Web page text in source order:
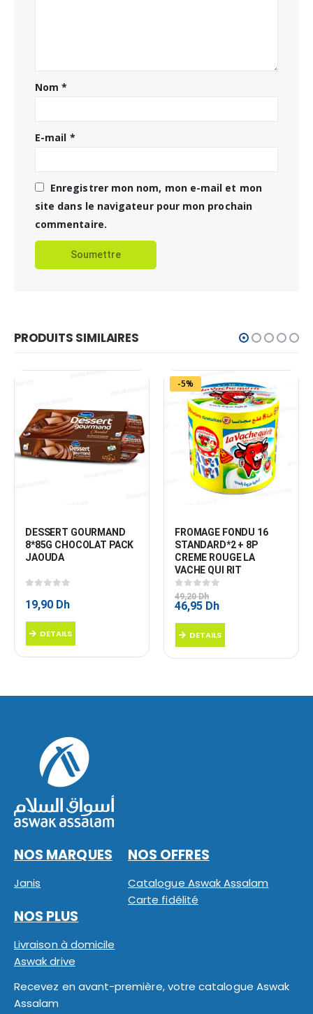
Nom*
E-mail *
Enregistrer mon nom, mon e-mail et mon
site dans le navigateur pour mon prochain
commentaire.
PRODUITS SIMILAIRES
DESSERT GOURMAND
8*85G CHOCOLAT PACK
JAOUDA
19,90 Dh
DETAILS
-5%
FROMAGE FONDU 16
STANDARD*2 + 8P
CREME ROUGE LA
VACHE QUI RIT
0sur 5
49,20Dh
Le
était :
49,20 Dh.
46,95 DhLe
est :
46,95 Dh.
DETAILS
NOS MARQUES
Janis
NOS OFFRES
Catalogue Aswak Assalam
Carte fidélité
NOS PLUS
Livraison à domicile
Aswak drive
Recevez en avant-première, votre catalogue Aswak
Assalam